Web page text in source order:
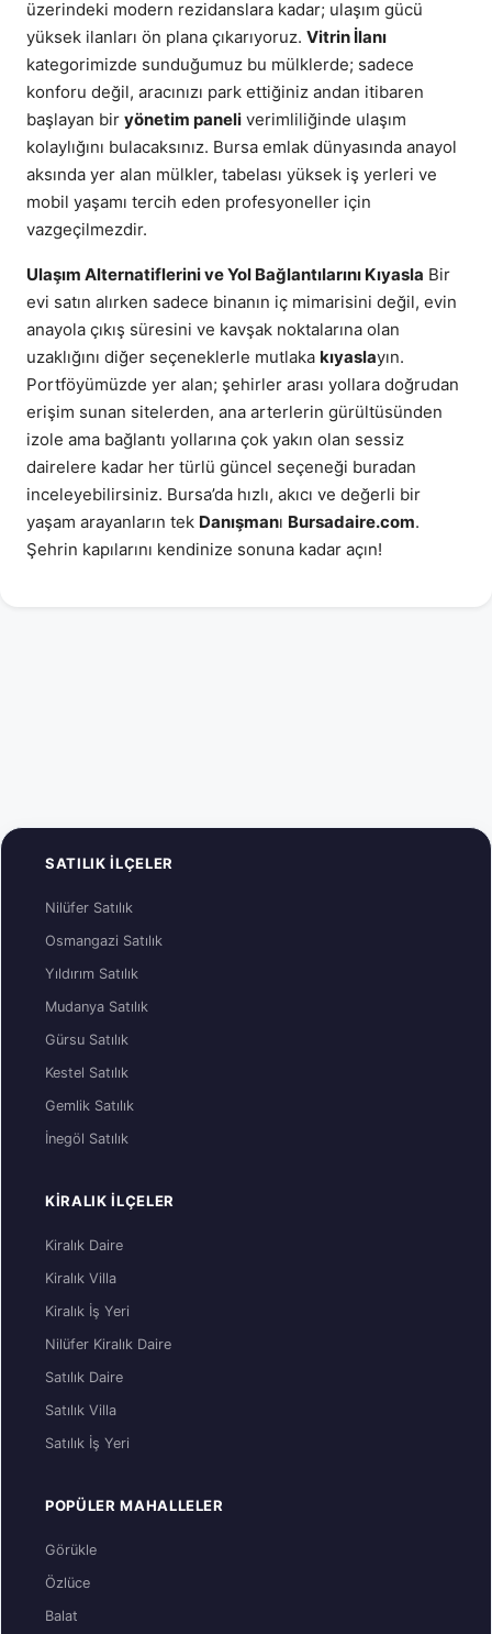
üzerindeki modern rezidanslara kadar; ulaşım gücü
yüksek ilanları ön plana çıkarıyoruz. Vitrin İlanı
kategorimizde sunduğumuz bu mülklerde; sadece
konforu değil, aracınızı park ettiğiniz andan itibaren
başlayan bir yönetim paneli verimliliğinde ulaşım
kolaylığını bulacaksınız. Bursa emlak dünyasında anayol
aksında yer alan mülkler, tabelası yüksek iş yerleri ve
mobil yaşamı tercih eden profesyoneller için
vazgeçilmezdir.
Ulaşım Alternatiflerini ve Yol Bağlantılarını Kıyasla Bir
evi satın alırken sadece binanın iç mimarisini değil, evin
anayola çıkış süresini ve kavşak noktalarına olan
uzaklığını diğer seçeneklerle mutlaka kıyaslayın.
Portföyümüzde yer alan; şehirler arası yollara doğrudan
erişim sunan sitelerden, ana arterlerin gürültüsünden
izole ama bağlantı yollarına çok yakın olan sessiz
dairelere kadar her türlü güncel seçeneği buradan
inceleyebilirsiniz. Bursa’da hızlı, akıcı ve değerli bir
yaşam arayanların tek Danışmanı Bursadaire.com.
Şehrin kapılarını kendinize sonuna kadar açın!
SATILIK İLÇELER
Nilüfer Satılık
Osmangazi Satılık
Yıldırım Satılık
Mudanya Satılık
Gürsu Satılık
Kestel Satılık
Gemlik Satılık
İnegöl Satılık
KIRALIK İLÇELER
Kiralık Daire
Kiralık Villa
Kiralık İş Yeri
Nilüfer Kiralık Daire
Satılık Daire
Satılık Villa
Satılık İş Yeri
POPÜLER MAHALLELER
Görükle
Özlüce
Balat